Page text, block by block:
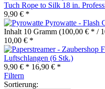
Tuch Rope to Silk 18 in.
9,90 € *
Pyrowatte - Flash
Inhalt 10 Gramm (100,00 € * /
10,00 € *
Luftschlangen (6 Stk.)
9,90 € * 16,90 € *
Filtern
Sortierung: